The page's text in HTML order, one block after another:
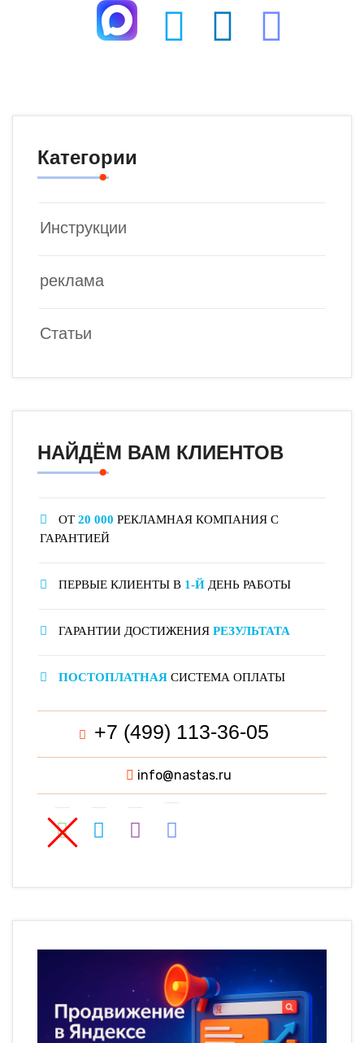
Категории
Инструкции
реклама
Статьи
НАЙДЁМ ВАМ КЛИЕНТОВ
ОТ 20 000 РЕКЛАМНАЯ КОМПАНИЯ С
ГАРАНТИЕЙ
ПЕРВЫЕ КЛИЕНТЫ В 1-Й ДЕНЬ РАБОТЫ
ГАРАНТИИ ДОСТИЖЕНИЯ РЕЗУЛЬТАТА
ПОСТОПЛАТНАЯ СИСТЕМА ОПЛАТЫ
+7 (499) 113-36-05
info@nastas.ru